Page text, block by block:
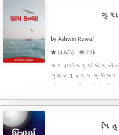
by Ashwin Rawal
(4.6/5)
7.5k
સરકારી ખર્ચે
મુજબ 1 વર્ષ સુધી
સેવા આપવી પડે છે.
મુજબ એનું પોસ્ટીંગ